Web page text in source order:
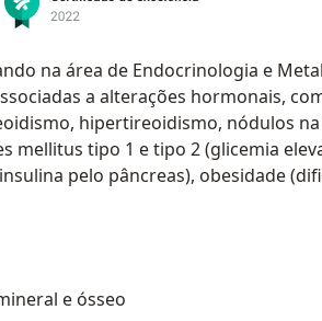
na área de Endocrinologia e
a alterações hormonais,
hipertireoidismo, nódulos
mellitus tipo 1 e tipo 2 (glicemia
pelo pâncreas), obesidade
perda de peso em geral),
hipófise (alteração de secreção
GH, ACTH), síndrome de ovários
ovários policísticos),
doenças.
e ósseo